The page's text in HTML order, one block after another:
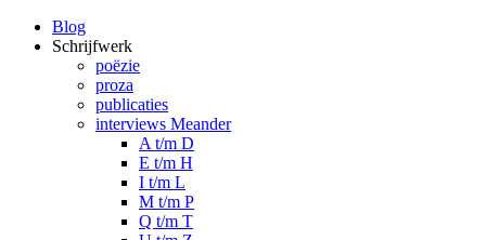
Blog
Schrijfwerk
poëzie
proza
publicaties
interviews Meander
A t/m D
E t/m H
I t/m L
M t/m P
Q t/m T